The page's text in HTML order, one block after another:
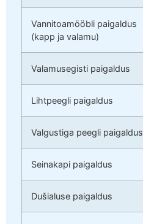
Vannitoamööbli paigaldus
(kapp ja valamu)
Valamusegisti paigaldus
Lihtpeegli paigaldus
Valgustiga peegli paigaldus
Seinakapi paigaldus
Dušialuse paigaldus